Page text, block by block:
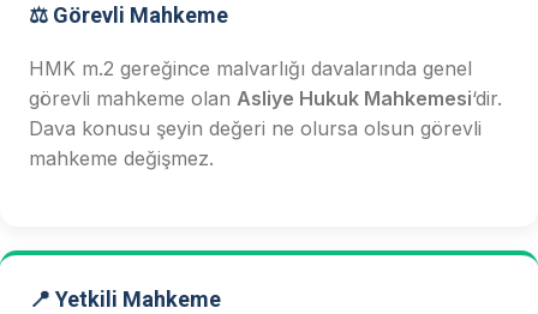
⚖️ Görevli Mahkeme
HMK m.2 gereğince malvarlığı davalarında genel
görevli mahkeme olan Asliye Hukuk Mahkemesi‘dir.
Dava konusu şeyin değeri ne olursa olsun görevli
mahkeme değişmez.
📍 Yetkili Mahkeme